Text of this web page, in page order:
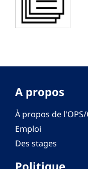
A propos
À propos de l'OPS/
Emploi
Des stages
Politique